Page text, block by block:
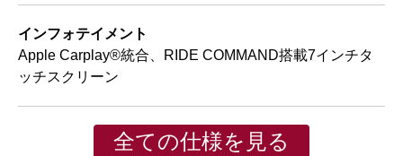
インフォテイメント
Apple Carplay®統合、RIDE COMMAND搭載7インチタ
ッチスクリーン
全ての仕様を見る